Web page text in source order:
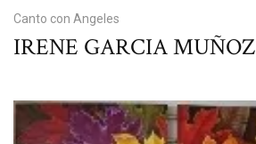
Canto con Angeles
IRENE GARCIA MUÑOZ